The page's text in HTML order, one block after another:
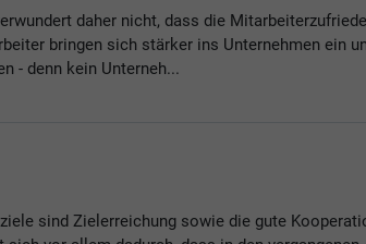
daher nicht, dass die
bringen sich stärker ins Unternehmen ein
- denn kein Unterneh...
sind Zielerreichung sowie die gute